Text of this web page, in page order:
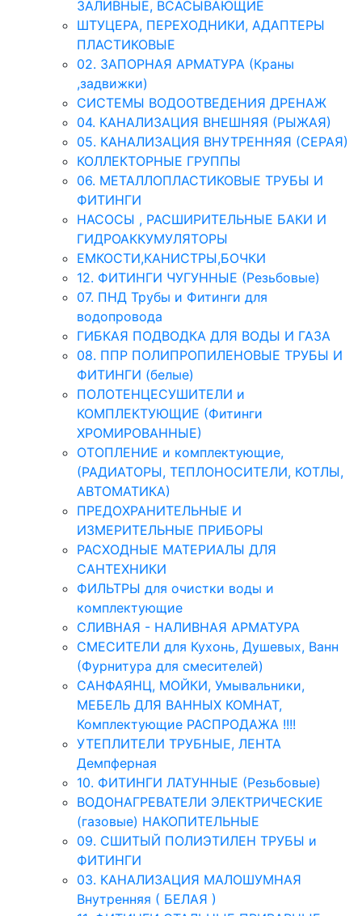
ЗАЛИВНЫЕ, ВСАСЫВАЮЩИЕ
ШТУЦЕРА, ПЕРЕХОДНИКИ, АДАПТЕРЫ
ПЛАСТИКОВЫЕ
02. ЗАПОРНАЯ АРМАТУРА (Краны
,задвижки)
СИСТЕМЫ ВОДООТВЕДЕНИЯ ДРЕНАЖ
04. КАНАЛИЗАЦИЯ ВНЕШНЯЯ (РЫЖАЯ)
05. КАНАЛИЗАЦИЯ ВНУТРЕННЯЯ (СЕРАЯ)
КОЛЛЕКТОРНЫЕ ГРУППЫ
06. МЕТАЛЛОПЛАСТИКОВЫЕ ТРУБЫ И
ФИТИНГИ
НАСОСЫ , РАСШИРИТЕЛЬНЫЕ БАКИ И
ГИДРОАККУМУЛЯТОРЫ
ЕМКОСТИ,КАНИСТРЫ,БОЧКИ
12. ФИТИНГИ ЧУГУННЫЕ (Резьбовые)
07. ПНД Трубы и Фитинги для
водопровода
ГИБКАЯ ПОДВОДКА ДЛЯ ВОДЫ И ГАЗА
08. ППР ПОЛИПРОПИЛЕНОВЫЕ ТРУБЫ И
ФИТИНГИ (белые)
ПОЛОТЕНЦЕСУШИТЕЛИ и
КОМПЛЕКТУЮЩИЕ (Фитинги
ХРОМИРОВАННЫЕ)
ОТОПЛЕНИЕ и комплектующие,
(РАДИАТОРЫ, ТЕПЛОНОСИТЕЛИ, КОТЛЫ,
АВТОМАТИКА)
ПРЕДОХРАНИТЕЛЬНЫЕ И
ИЗМЕРИТЕЛЬНЫЕ ПРИБОРЫ
РАСХОДНЫЕ МАТЕРИАЛЫ ДЛЯ
САНТЕХНИКИ
ФИЛЬТРЫ для очистки воды и
комплектующие
СЛИВНАЯ - НАЛИВНАЯ АРМАТУРА
СМЕСИТЕЛИ для Кухонь, Душевых, Ванн
(Фурнитура для смесителей)
САНФАЯНЦ, МОЙКИ, Умывальники,
МЕБЕЛЬ ДЛЯ ВАННЫХ КОМНАТ,
Комплектующие РАСПРОДАЖА !!!!
УТЕПЛИТЕЛИ ТРУБНЫЕ, ЛЕНТА
Демпферная
10. ФИТИНГИ ЛАТУННЫЕ (Резьбовые)
ВОДОНАГРЕВАТЕЛИ ЭЛЕКТРИЧЕСКИЕ
(газовые) НАКОПИТЕЛЬНЫЕ
09. СШИТЫЙ ПОЛИЭТИЛЕН ТРУБЫ и
ФИТИНГИ
03. КАНАЛИЗАЦИЯ МАЛОШУМНАЯ
Внутренняя ( БЕЛАЯ )